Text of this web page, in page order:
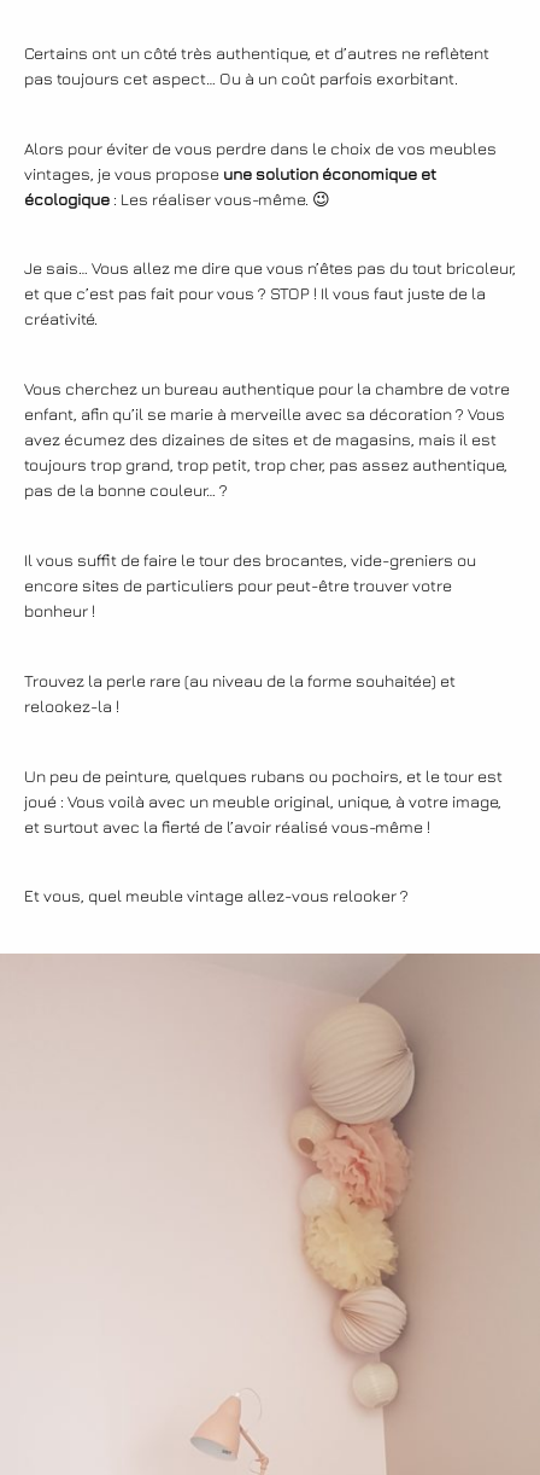
Certains ont un côté très authentique, et d’autres ne reflètent
pas toujours cet aspect… Ou à un coût parfois exorbitant.
Alors pour éviter de vous perdre dans le choix de vos meubles
vintages, je vous propose une solution économique et
écologique : Les réaliser vous-même. 😉
Je sais… Vous allez me dire que vous n’êtes pas du tout bricoleur,
et que c’est pas fait pour vous ? STOP ! Il vous faut juste de la
créativité.
Vous cherchez un bureau authentique pour la chambre de votre
enfant, afin qu’il se marie à merveille avec sa décoration ? Vous
avez écumez des dizaines de sites et de magasins, mais il est
toujours trop grand, trop petit, trop cher, pas assez authentique,
pas de la bonne couleur… ?
Il vous suffit de faire le tour des brocantes, vide-greniers ou
encore sites de particuliers pour peut-être trouver votre
bonheur !
Trouvez la perle rare (au niveau de la forme souhaitée) et
relookez-la !
Un peu de peinture, quelques rubans ou pochoirs, et le tour est
joué : Vous voilà avec un meuble original, unique, à votre image,
et surtout avec la fierté de l’avoir réalisé vous-même !
Et vous, quel meuble vintage allez-vous relooker ?